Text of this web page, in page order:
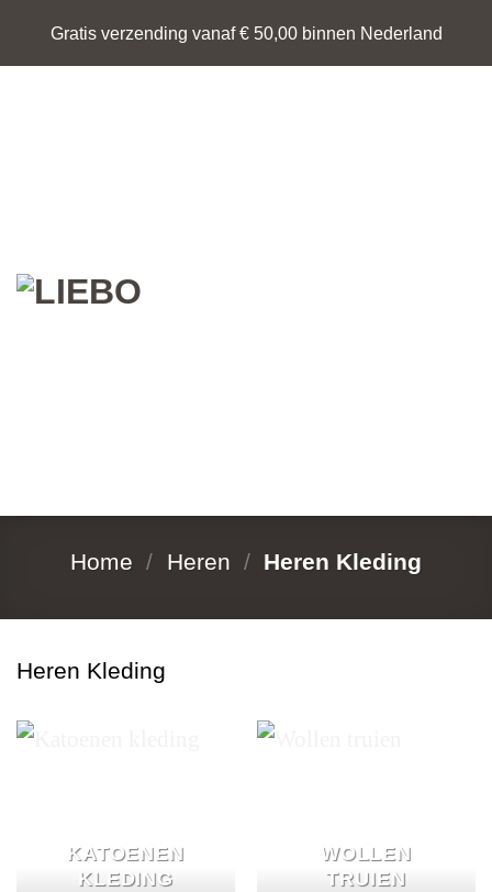
Gratis verzending vanaf € 50,00 binnen Nederland
Home / Heren / Heren Kleding
Heren Kleding
KATOENEN
KLEDING
WOLLEN
TRUIEN